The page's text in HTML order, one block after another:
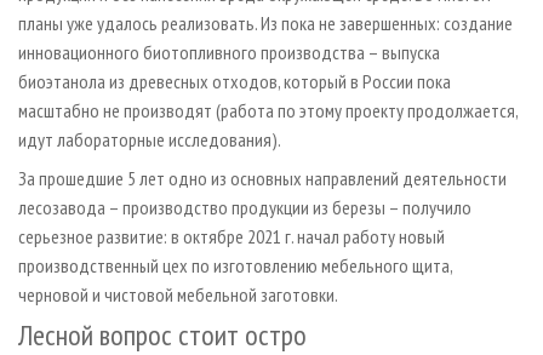
планы уже удалось реализовать. Из пока не завершенных: создание
инновационного биотопливного производства – выпуска
биоэтанола из древесных отходов, который в России пока
масштабно не производят (работа по этому проекту продолжается,
идут лабораторные исследования).
За прошедшие 5 лет одно из основных направлений деятельности
лесозавода – производство продукции из березы – получило
серьезное развитие: в октябре 2021 г. начал работу новый
производственный цех по изготовлению мебельного щита,
черновой и чистовой мебельной заготовки.
Лесной вопрос стоит остро